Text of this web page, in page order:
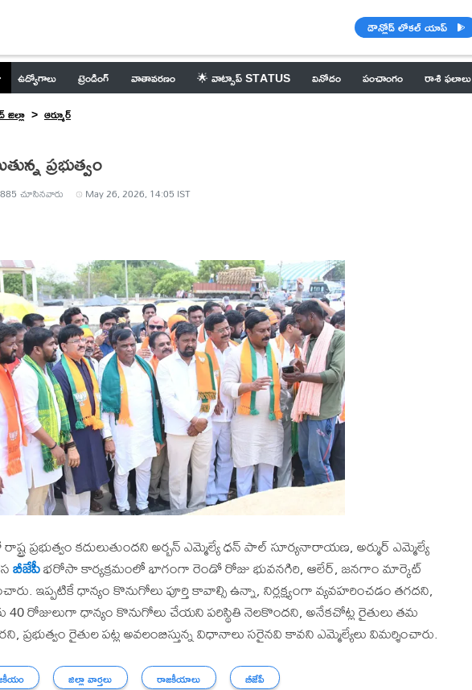
డౌన్లోడ్ లోకల్ యాప్
ఉద్యోగాలు ట్రెండింగ్ వాతావరణం 🌟 వాట్సాప్ STATUS వినోదం పంచాంగం రాశి ఫలాలు
ఆర్మూర్
ప్రభుత్వం
885 చూసినవారు May 26, 2026, 14:05 IST
ప్రభుత్వం కదులుతుందని అర్బన్ ఎమ్మెల్యే ధన్ పాల్ సూర్యనారాయణ, అర్ముర్ ఎమ్మెల్యే
బీజేపీభరోసా కార్యక్రమంలో భాగంగా రెండో రోజు భువనగిరి, ఆలేర్, జనగాం మార్కెట్
ఇప్పటికే ధాన్యం కొనుగోలు పూర్తి కావాల్సి ఉన్నా, నిర్లక్ష్యంగా వ్యవహరించడం తగదని,
40 రోజులుగా ధాన్యం కొనుగోలు చేయని పరిస్థితి నెలకొందని, అనేకచోట్ల రైతులు తమ
ప్రభుత్వం రైతుల పట్ల అవలంబిస్తున్న విధానాలు సరైనవి కావని ఎమ్మెల్యేలు విమర్శించారు.
జిల్లా వార్తలు రాజకీయాలు బీజేపీ